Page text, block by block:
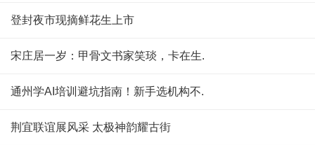
登封夜市现摘鲜花生上市
宋庄居一岁：甲骨文书家笑琰，卡在生.
通州学AI培训避坑指南！新手选机构不.
荆宜联谊展风采 太极神韵耀古街